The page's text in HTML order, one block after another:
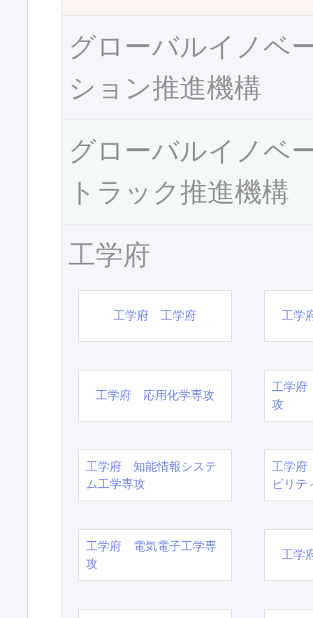
グローバルイノベ
ション推進機構
グローバルイノベ
トラック推進機構
工学府
工学府 工学府 工学
工学府 応用化学専攻
工学府
攻
工学府 知能情報システ
ム工学専攻
工学府
ビリテ
工学府 電気電子工学専
攻
工学